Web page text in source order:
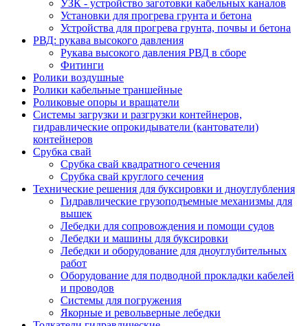
УЗК - устройство заготовки кабельных каналов
Установки для прогрева грунта и бетона
Устройства для прогрева грунта, почвы и бетона
РВД: рукава высокого давления
Рукава высокого давления РВД в сборе
Фитинги
Ролики воздушные
Ролики кабельные траншейные
Роликовые опоры и вращатели
Системы загрузки и разгрузки контейнеров,
гидравлические опрокидыватели (кантователи)
контейнеров
Срубка свай
Срубка свай квадратного сечения
Срубка свай круглого сечения
Технические решения для буксировки и дноуглубления
Гидравлические грузоподъемные механизмы для
вышек
Лебедки для сопровождения и помощи судов
Лебедки и машины для буксировки
Лебедки и оборудование для дноуглубительных
работ
Оборудование для подводной прокладки кабелей
и проводов
Системы для погружения
Якорные и револьверные лебедки